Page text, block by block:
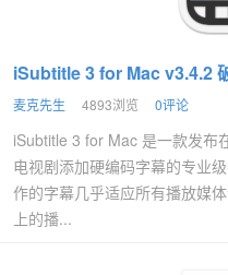
iSubtitle 3 for Mac v3.4.2
麦克先生 4893浏览 0评论
iSubtitle 3 for Mac 是一款发布
电视剧添加硬编码字幕的专业
作的字幕几乎适应所有播放媒
上的播...